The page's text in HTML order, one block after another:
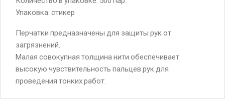
Упаковка: стикер
Перчатки предназначены для защиты рук от
загрязнений.
Малая совокупная толщина нити обеспечивает
высокую чувствительность пальцев рук для
проведения тонких работ.